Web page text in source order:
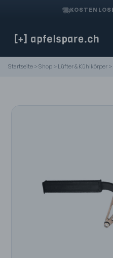
Startseite >Shop > Lüfter & Kühlkörper >